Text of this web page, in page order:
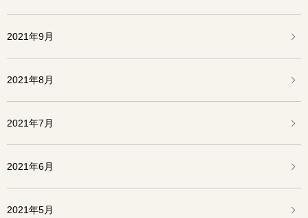
2021年9月
2021年8月
2021年7月
2021年6月
2021年5月